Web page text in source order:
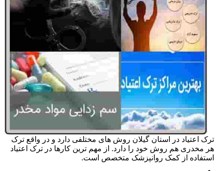
ترک اعتیاد در استان گیلان روش های مختلفی دارد و در واقع ترک
هر مخدری هم روش خود را دارد. از مهم ترین کارها در ترک اعتیاد
استفاده از کمک روانپزشک متخصص است.